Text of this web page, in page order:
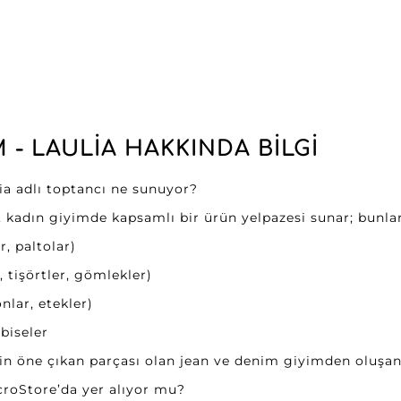
- LAULIA HAKKINDA BILGI
adlı toptancı ne sunuyor?
giyimde kapsamlı bir ürün yelpazesi sunar;
paltolar)
tişörtler, gömlekler)
etekler)
öne çıkan parçası olan jean ve denim giyimden
yer alıyor mu?